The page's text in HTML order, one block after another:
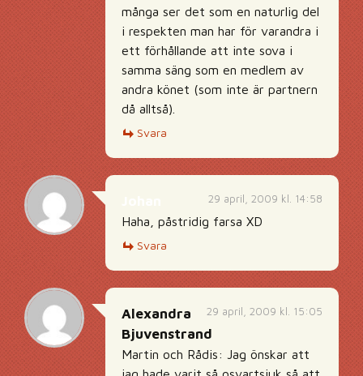
många ser det som en naturlig del
i respekten man har för varandra i
ett förhållande att inte sova i
samma säng som en medlem av
andra könet (som inte är partnern
då alltså).
Svara
29 april, 2009 kl. 14:58
Haha, påstridig farsa XD
Svara
29 april, 2009 kl. 15:05
Alexandra
Bjuvenstrand
Martin och Rådis: Jag önskar att